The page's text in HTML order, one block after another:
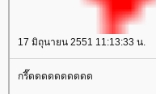
17 มิถุนายน 2551 11:13:33 น.
กรี๊ดดดดดดดดดด